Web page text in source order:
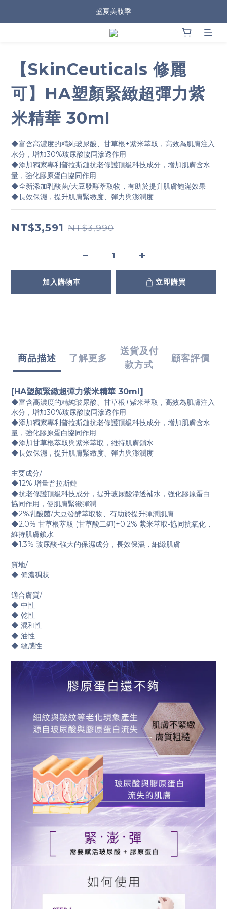
盛夏美妝季
【SkinCeuticals 修麗
可】HA塑顏緊緻超彈力紫
米精華 30ml
◆富含高濃度的精純玻尿酸、甘草根+紫米萃取，高效為肌膚注入
水分，增加30%玻尿酸協同滲透作用
◆添加獨家專利普拉斯鏈抗老修護頂級科技成分，增加肌膚含水
量，強化膠原蛋白協同作用
◆全新添加乳酸菌/大豆發酵萃取物，有助於提升肌膚飽滿效果
◆長效保濕，提升肌膚緊緻度、彈力與澎潤度
NT$3,591 NT$3,990
加入購物車 立即購買
商品描述 了解更多
送貨及付
款方式
顧客評價
[HA塑顏緊緻超彈力紫米精華 30ml]
◆富含高濃度的精純玻尿酸、甘草根+紫米萃取，高效為肌膚注入
水分，增加30%玻尿酸協同滲透作用
◆添加獨家專利普拉斯鏈抗老修護頂級科技成分，增加肌膚含水
量，強化膠原蛋白協同作用
◆添加甘草根萃取與紫米萃取，維持肌膚鎖水
◆長效保濕，提升肌膚緊緻度、彈力與澎潤度
主要成分/
◆12% 增量普拉斯鏈
◆抗老修護頂級科技成分，提升玻尿酸滲透補水，強化膠原蛋白
協同作用，使肌膚緊緻彈潤
◆2%乳酸菌/大豆發酵萃取物、有助於提升彈潤肌膚
◆2.0% 甘草根萃取 (甘草酸二鉀)+0.2% 紫米萃取-協同抗氧化，
維持肌膚鎖水
◆1.3% 玻尿酸-強大的保濕成分，長效保濕，細緻肌膚
質地/
◆ 偏濃稠狀
適合膚質/
◆ 中性
◆ 乾性
◆ 混和性
◆ 油性
◆ 敏感性